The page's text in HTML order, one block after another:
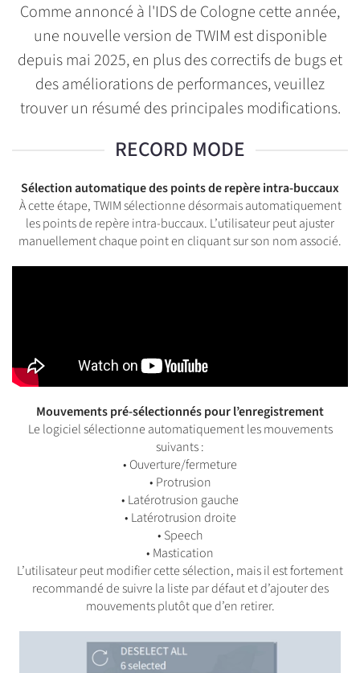
Comme annoncé à l'IDS de Cologne cette année,
une nouvelle version de TWIM est disponible
depuis mai 2025, en plus des correctifs de bugs et
des améliorations de performances, veuillez
trouver un résumé des principales modifications.
RECORD MODE
Sélection automatique des points de repère intra-buccaux
À cette étape, TWIM sélectionne désormais automatiquement
les points de repère intra-buccaux. L’utilisateur peut ajuster
manuellement chaque point en cliquant sur son nom associé.
Mouvements pré-sélectionnés pour l’enregistrement
Le logiciel sélectionne automatiquement les mouvements
suivants :
• Ouverture/fermeture
• Protrusion
• Latérotrusion gauche
• Latérotrusion droite
• Speech
• Mastication
L’utilisateur peut modifier cette sélection, mais il est fortement
recommandé de suivre la liste par défaut et d’ajouter des
mouvements plutôt que d’en retirer.